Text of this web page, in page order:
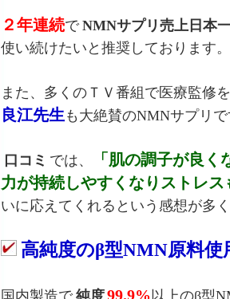
２年連続で NMNサプリ売上日本
使い続けたいと推奨しております。
また、多くのＴＶ番組で医療監修
良江先生 も大絶賛のNMNサプリで
口コミ では、
「肌の調子が良
力が持続しやすくなりストレス
いに応えてくれるという感想が多く
高純度のβ型NMN原料使
国内製造で 純度99.9% 以上のβ型